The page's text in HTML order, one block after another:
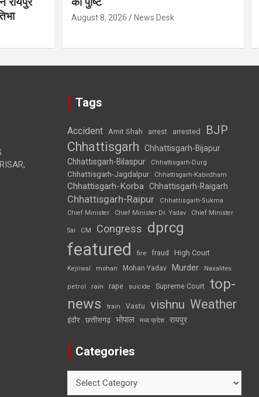
August 8, 2026 News Desk
Tags
Accident Amit Shah arrest arrested BJP
Chhattisgarh
Chhattisgarh-Bijapur
Chhattisgarh-Bilaspur
Chhattisgarh-Durg
Chhattisgarh-Jagdalpur Chhattisgarh-Kabirdham
Chhattisgarh-Korba Chhattisgarh-Raigarh
Chhattisgarh-Raipur
Chhattisgarh-Sukma
Chief Minister
Chief Minister Dr. Yadav Chief Minister
Sai CM Congress dprcg
featured fire fraud High Court
Kejriwal mohan Mohan Yadav Murder Naxalites
petrol rain rape suicide Supreme Court top-
news
train Vastu vishnu Weather
इंदौर छत्तीसगढ़ भोपाल मध्य प्रदेश रायपुर
Categories